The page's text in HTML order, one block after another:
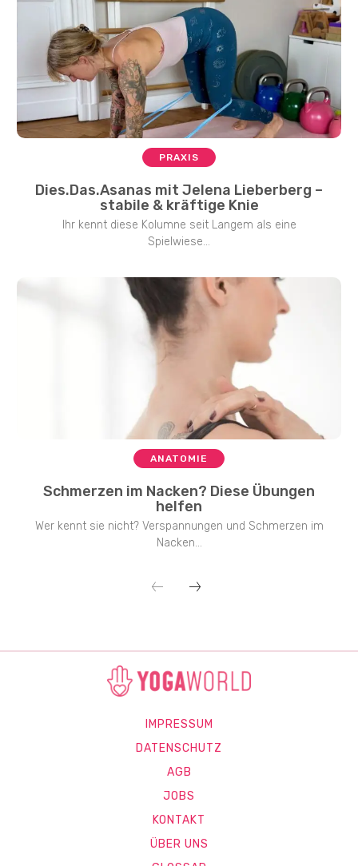
PRAXIS
Dies.Das.Asanas mit Jelena Lieberberg –
stabile & kräftige Knie
Ihr kennt diese Kolumne seit Langem als eine
Spielwiese...
ANATOMIE
Schmerzen im Nacken? Diese Übungen
helfen
Wer kennt sie nicht? Verspannungen und Schmerzen im
Nacken...
IMPRESSUM
DATENSCHUTZ
AGB
JOBS
KONTAKT
ÜBER UNS